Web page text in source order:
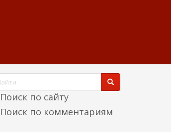
Поиск по сайту
Поиск по комментариям